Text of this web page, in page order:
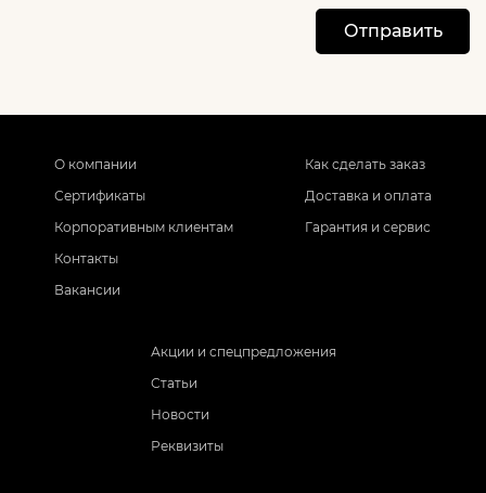
Отправить
О компании
Сертификаты
Корпоративным клиентам
Контакты
Вакансии
Как сделать заказ
Доставка и оплата
Гарантия и сервис
Акции и спецпредложения
Статьи
Новости
Реквизиты